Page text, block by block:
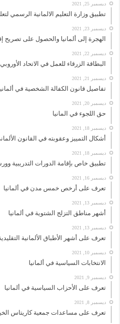
ديسمبر 25, 2021
تطبيق وزارة التعليم الالمانية الرسمي
ديسمبر 23, 2021
الهجرة إلى ألمانيا والحصول على تصريح
ديسمبر 22, 2021
البطاقة الزرقاء للعمل في الاتحاد الأوروبي
ديسمبر 21, 2021
تفاصيل قانون الكفالة الشخصية في
ديسمبر 20, 2021
حق اللجوء في المانيا
ديسمبر 18, 2021
أشكال التمييز وعقوبته في القانون
ديسمبر 18, 2021
تطبيق خاص بإقامة الدورات التدريبية
ديسمبر 16, 2021
تعرف على أرخص خمس مدن في ألمانيا
ديسمبر 13, 2021
أشهر مناطق التزلج الشتوية في ألمانيا
ديسمبر 13, 2021
تعرف على أشهر الأطباق الألمانية
ديسمبر 10, 2021
الانتخابات السياسية في ألمانيا
ديسمبر 9, 2021
تعرف على الأحزاب السياسية في ألمانيا
ديسمبر 8, 2021
تعرف على مساعدات جمعية كاريتاس